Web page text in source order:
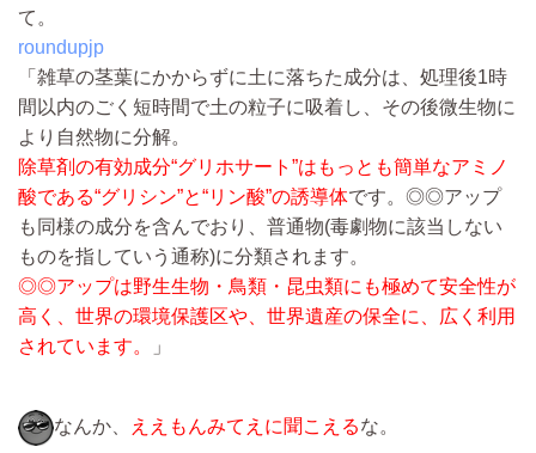
て。
roundupjp
「雑草の茎葉にかからずに土に落ちた成分は、処理後1時
間以内のごく短時間で土の粒子に吸着し、その後微生物に
より自然物に分解。
除草剤の有効成分“グリホサート”はもっとも簡単なアミノ
酸である“グリシン”と“リン酸”の誘導体です。◎◎アップ
も同様の成分を含んでおり、普通物(毒劇物に該当しない
ものを指していう通称)に分類されます。
◎◎アップは野生生物・鳥類・昆虫類にも極めて安全性が
高く、世界の環境保護区や、世界遺産の保全に、広く利用
されています。
」
なんか、 ええもんみてえに聞こえるな。